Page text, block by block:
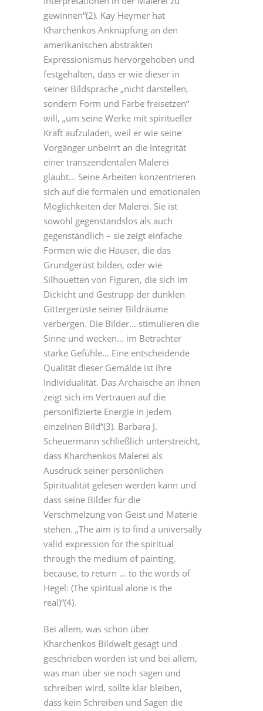
gewinnen“(2). Kay Heymer hat
Kharchenkos Anknüpfung an den
amerikanischen abstrakten
Expressionismus hervorgehoben und
festgehalten, dass er wie dieser in
seiner Bildsprache „nicht darstellen,
sondern Form und Farbe freisetzen“
will, „um seine Werke mit spiritueller
Kraft aufzuladen, weil er wie seine
Vorgänger unbeirrt an die Integrität
einer transzendentalen Malerei
glaubt… Seine Arbeiten konzentrieren
sich auf die formalen und emotionalen
Möglichkeiten der Malerei. Sie ist
sowohl gegenstandslos als auch
gegenständlich – sie zeigt einfache
Formen wie die Häuser, die das
Grundgerüst bilden, oder wie
Silhouetten von Figuren, die sich im
Dickicht und Gestrüpp der dunklen
Gittergerüste seiner Bildräume
verbergen. Die Bilder… stimulieren die
Sinne und wecken… im Betrachter
starke Gefühle… Eine entscheidende
Qualität dieser Gemälde ist ihre
Individualität. Das Archaische an ihnen
zeigt sich im Vertrauen auf die
personifizierte Energie in jedem
einzelnen Bild“(3). Barbara J.
Scheuermann schließlich unterstreicht,
dass Kharchenkos Malerei als
Ausdruck seiner persönlichen
Spiritualität gelesen werden kann und
dass seine Bilder für die
Verschmelzung von Geist und Materie
stehen. „The aim is to find a universally
valid expression for the spiritual
through the medium of painting,
because, to return … to the words of
Hegel: (The spiritual alone is the
real)“(4).
Bei allem, was schon über
Kharchenkos Bildwelt gesagt und
geschrieben worden ist und bei allem,
was man über sie noch sagen und
schreiben wird, sollte klar bleiben,
dass kein Schreiben und Sagen die